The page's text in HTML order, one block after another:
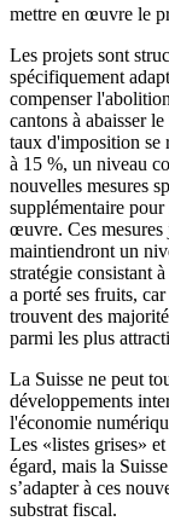
mettre en œuvre le
Les projets sont
spécifiquement
compenser
cantons à abaisser
taux d'imposition se
à 15 %, un niveau
nouvelles mesures
supplémentaire
œuvre. Ces
maintiendront un
stratégie consistant
a porté ses fruits,
trouvent des
parmi les plus
La Suisse ne peut
développements
l'économie
Les «listes grises»
égard, mais la
s’adapter à ces
substrat fiscal.